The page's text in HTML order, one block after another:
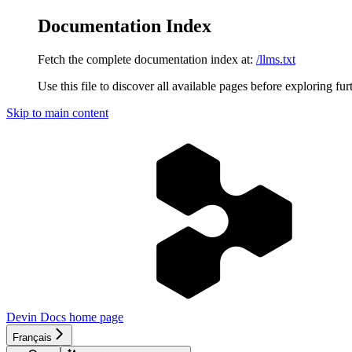
Documentation Index
Fetch the complete documentation index at: /llms.txt
Use this file to discover all available pages before exploring
Skip to main content
Devin Docs home page
Français